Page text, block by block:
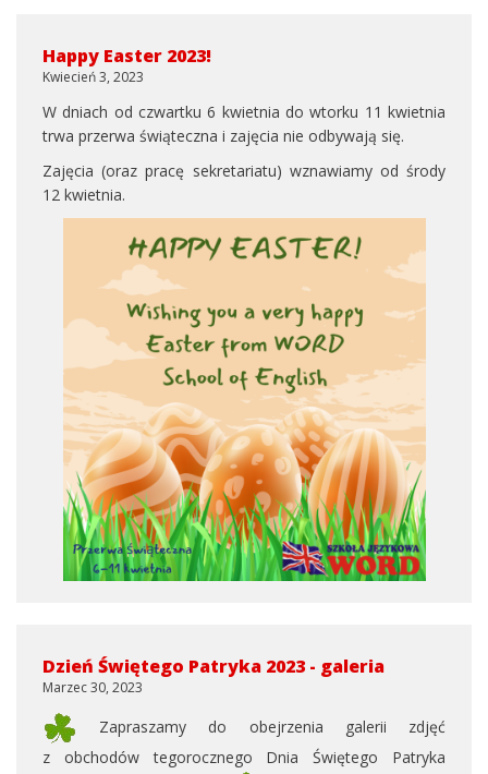
Happy Easter 2023!
Kwiecień 3, 2023
W dniach od czwartku 6 kwietnia do wtorku 11 kwietnia
trwa przerwa świąteczna i zajęcia nie odbywają się.
Zajęcia (oraz pracę sekretariatu) wznawiamy od środy
12 kwietnia.
Dzień Świętego Patryka 2023 - galeria
Marzec 30, 2023
Zapraszamy do obejrzenia galerii zdjęć
z obchodów tegorocznego Dnia Świętego Patryka